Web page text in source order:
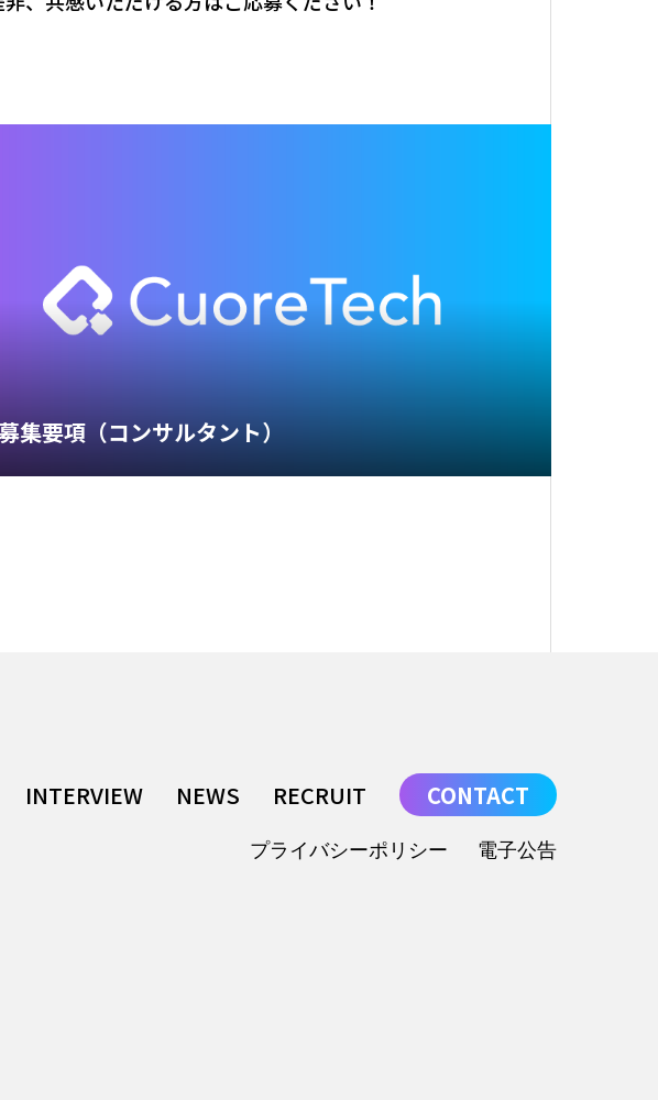
集要項（コンサルタント）
INTERVIEW NEWS RECRUIT CONTACT
プライバシーポリシー 電子公告